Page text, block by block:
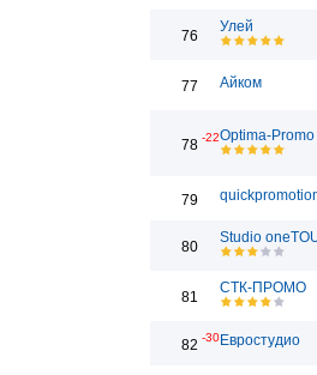
76
Улей
77 Айком
78 -22Optima-Promo
79
80
Studio
81
СТК-ПРОМО
82 -30Евростудио